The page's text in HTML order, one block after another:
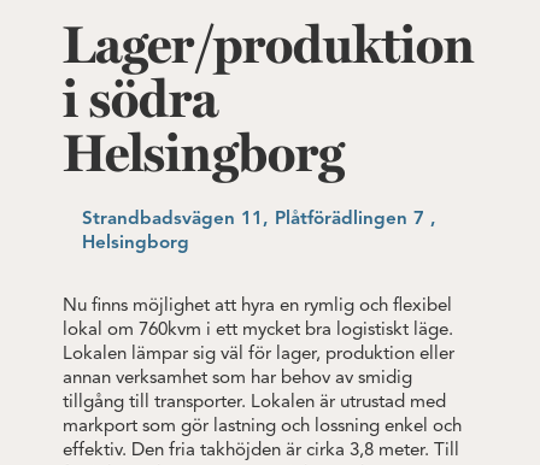
Lager/produktion
i södra
Helsingborg
Strandbadsvägen 11, Plåtförädlingen 7 ,
Helsingborg
Nu finns möjlighet att hyra en rymlig och flexibel
lokal om 760kvm i ett mycket bra logistiskt läge.
Lokalen lämpar sig väl för lager, produktion eller
annan verksamhet som har behov av smidig
tillgång till transporter. Lokalen är utrustad med
markport som gör lastning och lossning enkel och
effektiv. Den fria takhöjden är cirka 3,8 meter. Till